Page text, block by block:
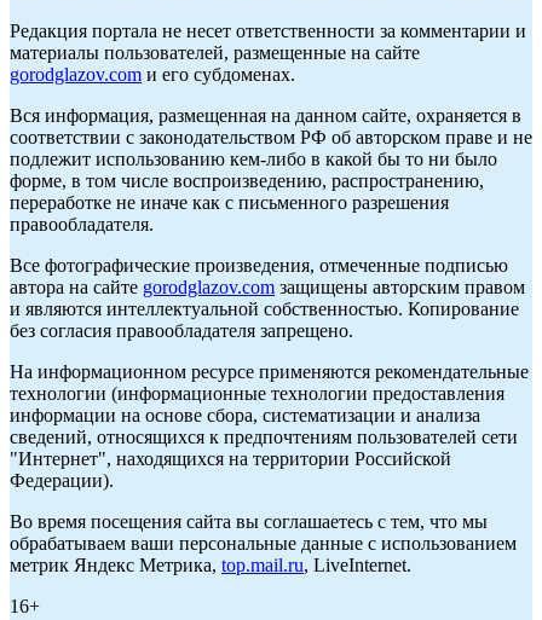
Редакция портала не несет ответственности за комментарии и
материалы пользователей, размещенные на сайте
gorodglazov.com и его субдоменах.
Вся информация, размещенная на данном сайте, охраняется в
соответствии с законодательством РФ об авторском праве и не
подлежит использованию кем-либо в какой бы то ни было
форме, в том числе воспроизведению, распространению,
переработке не иначе как с письменного разрешения
правообладателя.
Все фотографические произведения, отмеченные подписью
автора на сайте gorodglazov.com защищены авторским правом
и являются интеллектуальной собственностью. Копирование
без согласия правообладателя запрещено.
На информационном ресурсе применяются рекомендательные
технологии (информационные технологии предоставления
информации на основе сбора, систематизации и анализа
сведений, относящихся к предпочтениям пользователей сети
"Интернет", находящихся на территории Российской
Федерации).
Во время посещения сайта вы соглашаетесь с тем, что мы
обрабатываем ваши персональные данные с использованием
метрик Яндекс Метрика, top.mail.ru, LiveInternet.
16+